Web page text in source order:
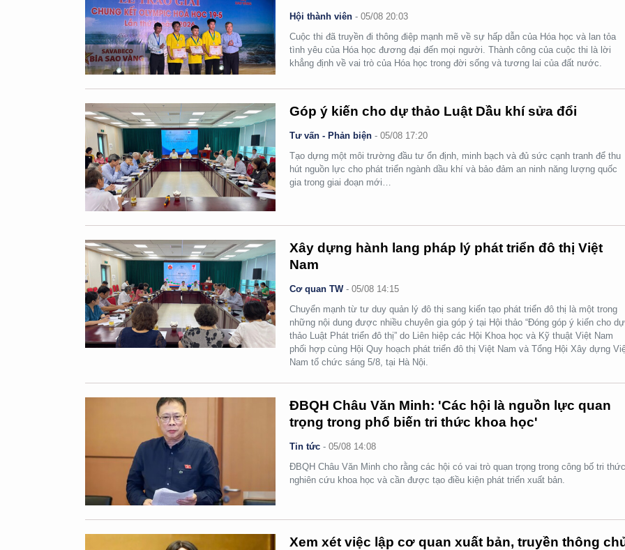
Hội thành viên -05/08 20:03
Cuộc thi đã truyền đi thông điệp mạnh mẽ về sự hấp dẫn của Hóa học và lan tỏa
tình yêu của Hóa học đương đại đến mọi người. Thành công của cuộc thi là lời
khẳng định về vai trò của Hóa học trong đời sống và tương lai của đất nước.
Góp ý kiến cho dự thảo Luật Dầu khí sửa đổi
Tư vấn - Phản biện -05/08 17:20
Tạo dựng một môi trường đầu tư ổn định, minh bạch và đủ sức cạnh tranh để thu
hút nguồn lực cho phát triển ngành dầu khí và bảo đảm an ninh năng lượng quốc
gia trong giai đoạn mới…
Xây dựng hành lang pháp lý phát triển đô thị Việt
Nam
Cơ quan TW-05/08 14:15
Chuyển mạnh từ tư duy quản lý đô thị sang kiến tạo phát triển đô thị là một trong
những nội dung được nhiều chuyên gia góp ý tại Hội thảo “Đóng góp ý kiến cho dự
thảo Luật Phát triển đô thị” do Liên hiệp các Hội Khoa học và Kỹ thuật Việt Nam
phối hợp cùng Hội Quy hoạch phát triển đô thị Việt Nam và Tổng Hội Xây dựng
Nam tổ chức sáng 5/8, tại Hà Nội.
ĐBQH Châu Văn Minh: 'Các hội là nguồn lực quan
trọng trong phổ biến tri thức khoa học'
Tin tức -05/08 14:08
ĐBQH Châu Văn Minh cho rằng các hội có vai trò quan trọng trong công bố tri
nghiên cứu khoa học và cần được tạo điều kiện phát triển xuất bản.
Xem xét việc lập cơ quan xuất bản, truyền thông